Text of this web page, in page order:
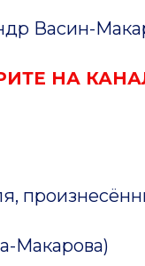
Васин-
НА
Макарова)